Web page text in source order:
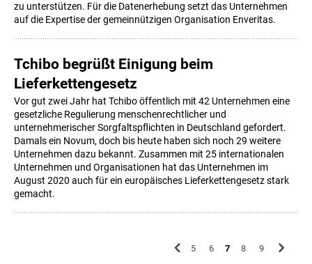
zu unterstützen. Für die Datenerhebung setzt das Unternehmen
auf die Expertise der gemeinnützigen Organisation Enveritas.
Tchibo begrüßt Einigung beim
Lieferkettengesetz
Vor gut zwei Jahr hat Tchibo öffentlich mit 42 Unternehmen eine
gesetzliche Regulierung menschenrechtlicher und
unternehmerischer Sorgfaltspflichten in Deutschland gefordert.
Damals ein Novum, doch bis heute haben sich noch 29 weitere
Unternehmen dazu bekannt. Zusammen mit 25 internationalen
Unternehmen und Organisationen hat das Unternehmen im
August 2020 auch für ein europäisches Lieferkettengesetz stark
gemacht.
5 6 7 8 9